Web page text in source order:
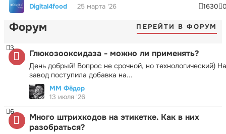
Digital4food
25 марта '26 1630
Форум ПЕРЕЙТИ В ФОРУМ
Глюкозооксидаза - можно ли применять?
День добрый! Вопрос не срочной, но технологический) На
завод поступила добавка на...
3
ММ Фёдор
13 июля '26
Много штрихкодов на этикетке. Как в них
разобраться?
6